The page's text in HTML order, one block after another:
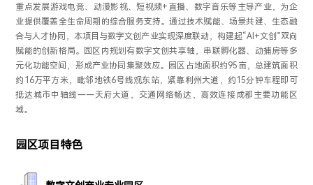
重点发展游戏电竞、动漫影视、短视频+直播、数字音乐等主导产业，为企
业提供覆盖全生命周期的综合服务支持。通过技术赋能、场景共建、生态融
合与人才协同，本项目与数字文创产业实现深度联动，构建起“AI+文创”双向
赋能的创新格局。园区内规划有数字文创共享轴，串联孵化器、动捕房等多
元化功能空间，形成产业协同集聚效应。园区占地面积约95亩，总建筑面积
约16万平方米，毗邻地铁6号线观东站，紧靠利州大道，约15分钟车程即可
抵达城市中轴线——天府大道，交通网络畅达，高效连接成都主要功能区
域。
园区项目特色